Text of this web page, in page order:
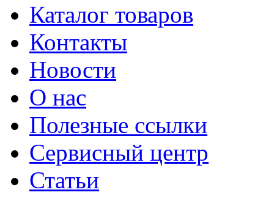
Каталог товаров
Контакты
Новости
О нас
Полезные ссылки
Сервисный центр
Статьи